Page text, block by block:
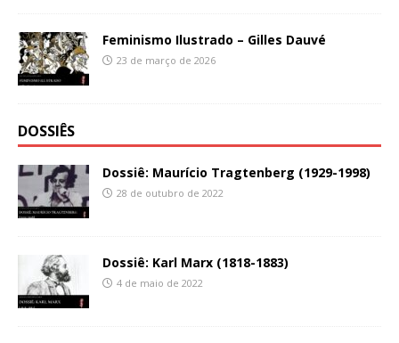
Feminismo Ilustrado – Gilles Dauvé
23 de março de 2026
DOSSIÊS
Dossiê: Maurício Tragtenberg (1929-1998)
28 de outubro de 2022
Dossiê: Karl Marx (1818-1883)
4 de maio de 2022